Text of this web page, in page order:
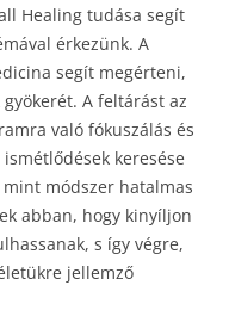
Healing tudása segít
érkezünk. A
segít megérteni,
A feltárást az
való fókuszálás és
keresése
módszer hatalmas
abban, hogy kinyíljon
s így végre,
jellemző